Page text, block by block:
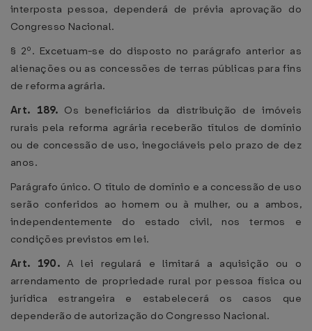
interposta pessoa, dependerá de prévia aprovação do
Congresso Nacional.
§ 2º. Excetuam-se do disposto no parágrafo anterior as
alienações ou as concessões de terras públicas para fins
de reforma agrária.
Art. 189. Os beneficiários da distribuição de imóveis
rurais pela reforma agrária receberão títulos de domínio
ou de concessão de uso, inegociáveis pelo prazo de dez
anos.
Parágrafo único. O título de domínio e a concessão de uso
serão conferidos ao homem ou à mulher, ou a ambos,
independentemente do estado civil, nos termos e
condições previstos em lei.
Art. 190.A lei regulará e limitará a aquisição ou o
arrendamento de propriedade rural por pessoa física ou
jurídica estrangeira e estabelecerá os casos que
dependerão de autorização do Congresso Nacional.